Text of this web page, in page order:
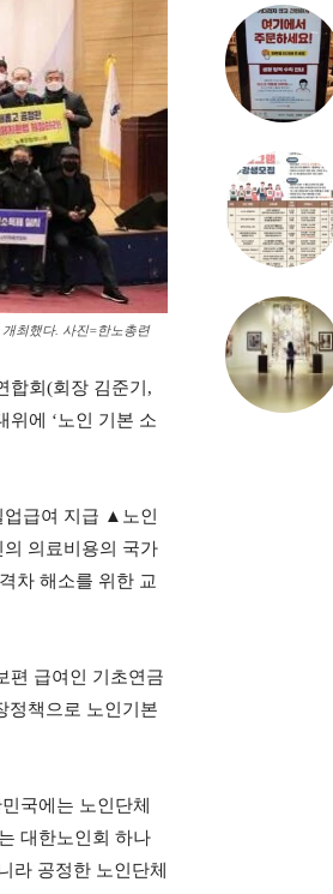
최했다. 사진=한노총련
합회(회장 김준기,
위에 ‘노인 기본 소
급여 지급 ▲노인
의료비용의 국가
차 해소를 위한 교
편 급여인 기초연금
정책으로 노인기본
국에는 노인단체
대한노인회 하나
라 공정한 노인단체